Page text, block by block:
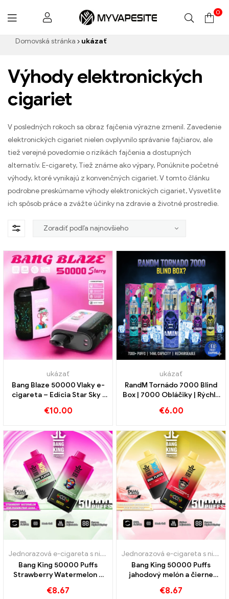
Myvapesite.de
0
Domovská stránka ukázať
Výhody elektronických
cigariet
V posledných rokoch sa obraz fajčenia výrazne zmenil. Zavedenie
elektronických cigariet nielen ovplyvnilo správanie fajčiarov, ale
tiež verejné povedomie o rizikách fajčenia a dostupných
alternatív. E-cigarety, Tiež známe ako výpary, Ponúknite početné
výhody, ktoré vynikajú z konvenčných cigariet. V tomto článku
podrobne preskúmame výhody elektronických cigariet, Vysvetlite
ich spôsob práce a zvážte účinky na zdravie a životné prostredie.
ukázať
Bang Blaze 50000 Vlaky e-
cigareta – Edícia Star Sky |
€10.00
ukázať
RandM Tornádo 7000 Blind
Box | 7000 Obláčiky | Rýchla
€6.00
Jednorazová e-cigareta s nikotínom ,Jednorazové e-cigarety,
Bang King 50000 Puffs
Strawberry Watermelon a
chute
€8.67
Jednorazová e-cigareta s nikotínom
Bang King 50000 Puffs
jahodový melón a čierne
€8.67